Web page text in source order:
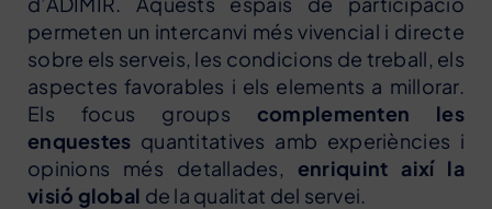
permeten un intercanvi més vivencial i directe
sobre els serveis, les condicions de treball, els
aspectes favorables i els elements a millorar.
Els focus groups complementen les
enquestes quantitatives amb experiències i
opinions més detallades, enriquint així la
visió global de la qualitat del servei.